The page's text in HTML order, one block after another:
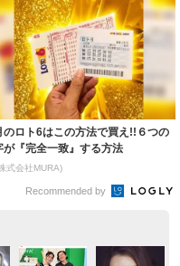
のロト6はこの方法で買え!!６つの
が『完全一致』する方法
式会社MURA)
Recommended by